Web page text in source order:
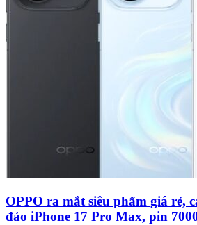
OPPO ra mắt siêu phẩm giá rẻ,
đảo iPhone 17 Pro Max, pin